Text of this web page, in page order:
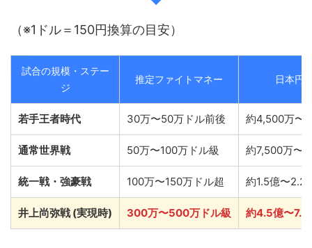
（※1ドル＝150円換算の目安）
試合の規模・ステー
ジ
推定ファイトマネー 日本円
若手王者時代 30万〜50万ドル前後 約4,500万〜
通常世界戦 50万〜100万ドル級 約7,500万〜
統一戦・強豪戦 100万〜150万ドル超 約1.5億〜2.2
井上尚弥戦 (実現時) 300万〜500万ドル級 約4.5億〜7.5